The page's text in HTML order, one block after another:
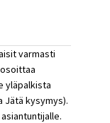
varmasti
yläpalkista
Jätä kysymys).